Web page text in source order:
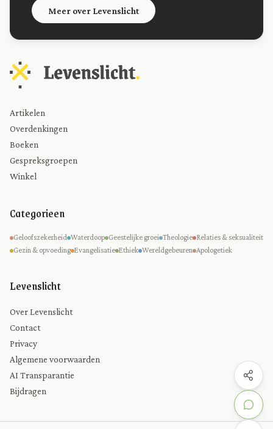
Meer over Levenslicht
Artikelen
Overdenkingen
Boeken
Gespreksgroepen
Winkel
Categorieen
Geloofszekerheid Waterdoop Geestelijke groei Theologie Relaties & seksualiteit
Gezin & opvoeding Evangelisatie Ethiek Wereldgebeuren Apologetiek
Levenslicht
Over Levenslicht
Contact
Privacy
Algemene voorwaarden
AI Transparantie
Bijdragen